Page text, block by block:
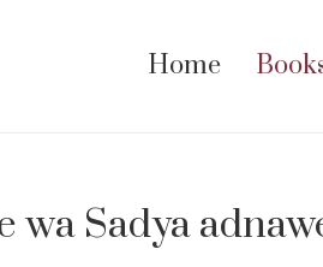
Home
wa Sadya